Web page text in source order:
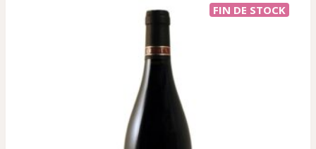
FIN DE STOCK